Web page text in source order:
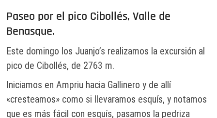
Paseo por el pico Cibollés, Valle de
Benasque.
Este domingo los Juanjo’s realizamos la excursión al
pico de Cibollés, de 2763 m.
Iniciamos en Ampriu hacia Gallinero y de allí
«cresteamos» como si llevaramos esquís, y notamos
que es más fácil con esquís, pasamos la pedriza